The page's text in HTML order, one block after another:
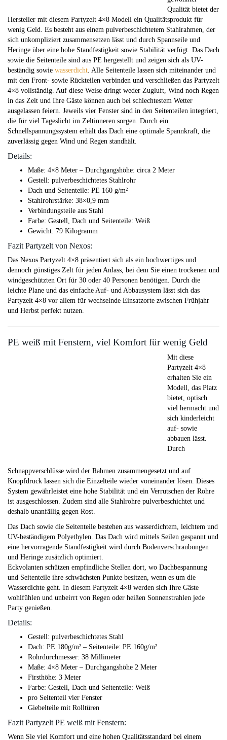
Qualität bietet der
Hersteller mit diesem Partyzelt 4×8 Modell ein Qualitätsprodukt für
wenig Geld. Es besteht aus einem pulverbeschichtetem Stahlrahmen, der
sich unkompliziert zusammensetzen lässt und durch Spannseile und
Heringe über eine hohe Standfestigkeit sowie Stabilität verfügt. Das Dach
sowie die Seitenteile sind aus PE hergestellt und zeigen sich als UV-
beständig sowie wasserdicht . Alle Seitenteile lassen sich miteinander und
mit den Front- sowie Rückteilen verbinden und verschließen das Partyzelt
4×8 vollständig. Auf diese Weise dringt weder Zugluft, Wind noch Regen
in das Zelt und Ihre Gäste können auch bei schlechtestem Wetter
ausgelassen feiern. Jeweils vier Fenster sind in den Seitenteilen integriert,
die für viel Tageslicht im Zeltinneren sorgen. Durch ein
Schnellspannungssystem erhält das Dach eine optimale Spannkraft, die
zuverlässig gegen Wind und Regen standhält.
Details:
Maße: 4×8 Meter – Durchgangshöhe: circa 2 Meter
Gestell: pulverbeschichtetes Stahlrohr
Dach und Seitenteile: PE 160 g/m²
Stahlrohrstärke: 38×0,9 mm
Verbindungsteile aus Stahl
Farbe: Gestell, Dach und Seitenteile: Weiß
Gewicht: 79 Kilogramm
Fazit Partyzelt von Nexos:
Das Nexos Partyzelt 4×8 präsentiert sich als ein hochwertiges und
dennoch günstiges Zelt für jeden Anlass, bei dem Sie einen trockenen und
windgeschützten Ort für 30 oder 40 Personen benötigen. Durch die
leichte Plane und das einfache Auf- und Abbausystem lässt sich das
Partyzelt 4×8 vor allem für wechselnde Einsatzorte zwischen Frühjahr
und Herbst perfekt nutzen.
PE weiß mit Fenstern, viel Komfort für wenig Geld
Mit diese
Partyzelt 4×8
erhalten Sie ein
Modell, das Platz
bietet, optisch
viel hermacht und
sich kinderleicht
auf- sowie
abbauen lässt.
Durch
Schnappverschlüsse wird der Rahmen zusammengesetzt und auf
Knopfdruck lassen sich die Einzelteile wieder voneinander lösen. Dieses
System gewährleistet eine hohe Stabilität und ein Verrutschen der Rohre
ist ausgeschlossen. Zudem sind alle Stahlrohre pulverbeschichtet und
deshalb unanfällig gegen Rost.
Das Dach sowie die Seitenteile bestehen aus wasserdichtem, leichtem und
UV-beständigem Polyethylen. Das Dach wird mittels Seilen gespannt und
eine hervorragende Standfestigkeit wird durch Bodenverschraubungen
und Heringe zusätzlich optimiert.
Eckvolanten schützen empfindliche Stellen dort, wo Dachbespannung
und Seitenteile ihre schwächsten Punkte besitzen, wenn es um die
Wasserdichte geht. In diesem Partyzelt 4×8 werden sich Ihre Gäste
wohlfühlen und unbeirrt von Regen oder heißen Sonnenstrahlen jede
Party genießen.
Details:
Gestell: pulverbeschichtetes Stahl
Dach: PE 180g/m² – Seitenteile: PE 160g/m²
Rohrdurchmesser: 38 Millimeter
Maße: 4×8 Meter – Durchgangshöhe 2 Meter
Firsthöhe: 3 Meter
Farbe: Gestell, Dach und Seitenteile: Weiß
pro Seitenteil vier Fenster
Giebelteile mit Rolltüren
Fazit Partyzelt PE weiß mit Fenstern:
Wenn Sie viel Komfort und eine hohen Qualitätsstandard bei einem